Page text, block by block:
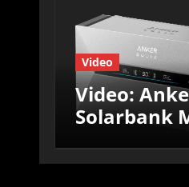
Video
Video:
Solarbank
prestaties